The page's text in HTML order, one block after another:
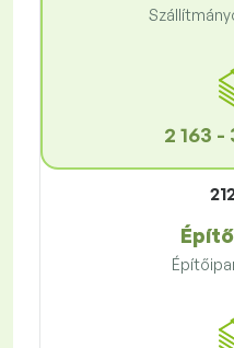
2 163 -